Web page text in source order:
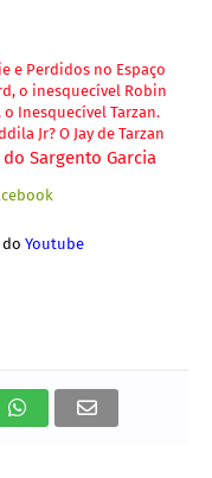
e Perdidos no Espaço
o inesquecível Robin
o Inesquecível Tarzan.
Jr? O Jay de Tarzan
Sargento Garcia
do Youtube